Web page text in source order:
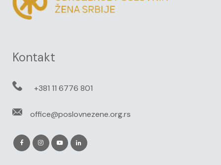
Kontakt
+381 11 6776 801
office@poslovnezene.org.rs